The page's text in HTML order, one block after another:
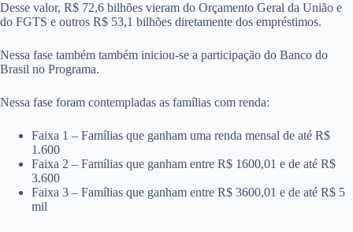
Desse valor, R$ 72,6 bilhões vieram do Orçamento Geral da União e
do FGTS e outros R$ 53,1 bilhões diretamente dos empréstimos.
Nessa fase também também iniciou-se a participação do Banco do
Brasil no Programa.
Nessa fase foram contempladas as famílias com renda:
Faixa 1 – Famílias que ganham uma renda mensal de até R$
1.600
Faixa 2 – Famílias que ganham entre R$ 1600,01 e de até R$
3.600
Faixa 3 – Famílias que ganham entre R$ 3600,01 e de até R$ 5
mil